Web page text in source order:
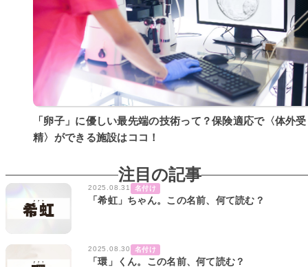
「卵子」に優しい最先端の技術って？保険適応で〈体外受
精〉ができる施設はココ！
注目の記事
2025.08.31 名付け
「希虹」ちゃん。この名前、何て読む？
2025.08.30 名付け
「環」くん。この名前、何て読む？